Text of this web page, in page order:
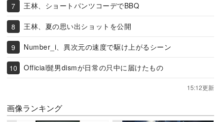
王林、ショートパンツコーデでBBQ
王林、夏の思い出ショットを公開
Number_i、異次元の速度で駆け上がるシーン
Official髭男dismが日常の只中に届けたもの
15:12更新
画像ランキング